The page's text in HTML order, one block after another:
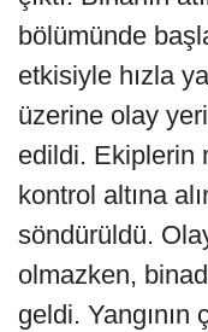
bölümünde
etkisiyle hızla
üzerine olay
edildi. Ekiplerin
kontrol altına
söndürüldü.
olmazken,
geldi. Yangının